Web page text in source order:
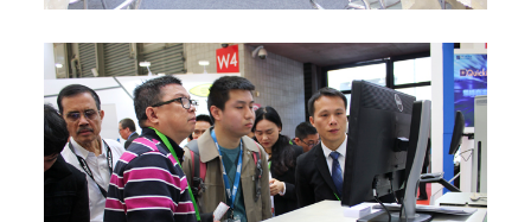
2019-03-22
聯動科技成功參展SEMICON CHINA 2019
2019-03-13
佛山市委書記魯毅蒞臨聯動科技開展“暖春行